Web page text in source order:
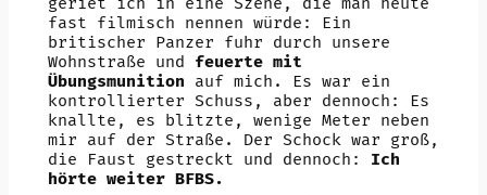
fast filmisch nennen würde: Ein
britischer Panzer fuhr durch unsere
Wohnstraße und feuerte mit
Übungsmunition auf mich. Es war ein
kontrollierter Schuss, aber dennoch: Es
knallte, es blitzte, wenige Meter neben
mir auf der Straße. Der Schock war groß,
die Faust gestreckt und dennoch: Ich
hörte weiter BFBS.